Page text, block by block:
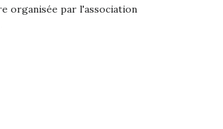
organisée par l'association